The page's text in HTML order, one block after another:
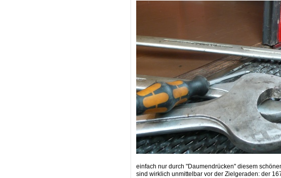
einfach nur durch "Daumendrücken" diesem
sind wirklich unmittelbar vor der Zielgeraden: der